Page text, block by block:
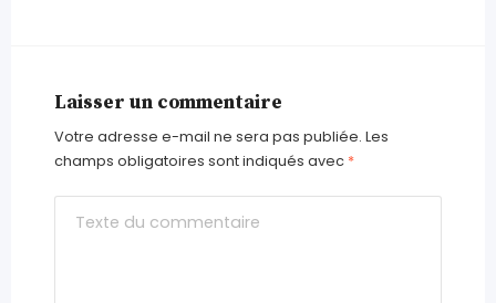
Laisser un commentaire
Votre adresse e-mail ne sera pas publiée. Les
champs obligatoires sont indiqués avec *